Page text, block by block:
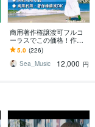
商用著作権譲渡可フルコ
ーラスでこの価格！作詞
します 想いが届く詞を書
きます。修正もお気軽
に、無料修正あります！
5.0 (226)
Sea_Music
12,000 円